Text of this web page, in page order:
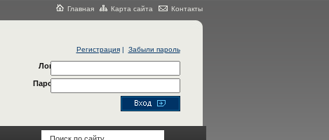
Главная Карта сайта Контакты
Регистрация| Забыли пароль
Логин
Пароль